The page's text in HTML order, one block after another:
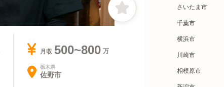
月収 500~800
栃木県
佐野市
さいたま市
千葉市
横浜市
川崎市
相模原市